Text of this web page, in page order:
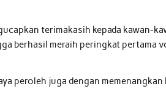
terimakasih kepada kawan-
berhasil meraih peringkat pertama
peroleh juga dengan